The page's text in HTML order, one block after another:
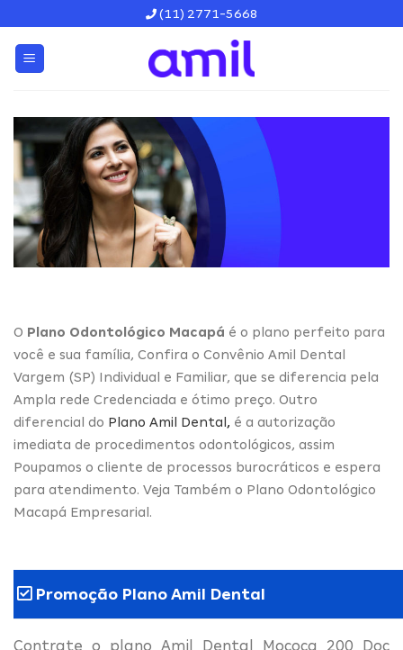
content
(11) 2771-5668
O Plano Odontológico Macapá é o plano perfeito para
você e sua família, Confira o Convênio Amil Dental
Vargem (SP) Individual e Familiar, que se diferencia pela
Ampla rede Credenciada e ótimo preço. Outro
diferencial do Plano Amil Dental , é a autorização
imediata de procedimentos odontológicos, assim
Poupamos o cliente de processos burocráticos e espera
para atendimento. Veja Também o Plano Odontológico
Macapá Empresarial.
Promoção Plano Amil Dental
Contrate o plano Amil Dental Mococa 200 Doc